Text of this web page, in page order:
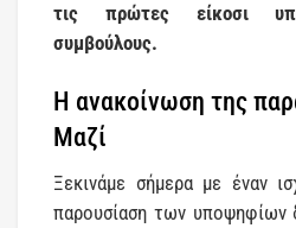
τις πρώτες είκοσι
συμβούλους.
Η ανακοίνωση της
Μαζί
Ξεκινάμε σήμερα με έναν
παρουσίαση των υποψηφίων